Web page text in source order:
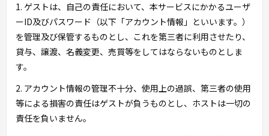
1. ゲストは、自己の責任において、本サービスにかかるユーザ
ーID及びパスワード（以下「アカウント情報」といいます。）
を管理及び保管するものとし、これを第三者に利用させたり、
貸与、譲渡、名義変更、売買等をしてはならないものとしま
す。
2. アカウント情報の管理不十分、使用上の過誤、第三者の使用
等による損害の責任はゲストが負うものとし、ホストは一切の
責任を負いません。